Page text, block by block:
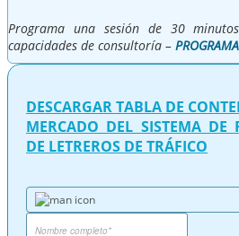
Programa una sesión de 30
capacidades de consultoría –
DESCARGAR TABLA DE
MERCADO DEL SISTEMA DE
DE LETREROS DE TRÁFICO